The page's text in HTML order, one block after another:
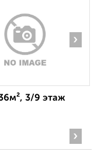
›
3/9 этаж
›